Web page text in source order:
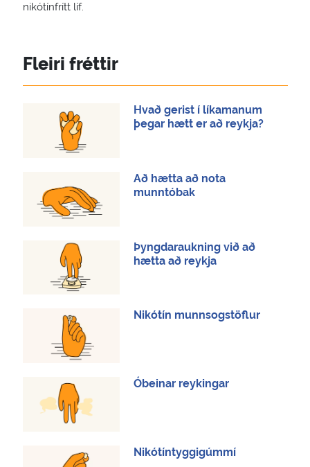
nikótínfrítt líf.
Fleiri fréttir
Hvað gerist í líkamanum
þegar hætt er að reykja?
Að hætta að nota
munntóbak
Þyngdaraukning við að
hætta að reykja
Nikótín munnsogstöflur
Óbeinar reykingar
Nikótíntyggigúmmí